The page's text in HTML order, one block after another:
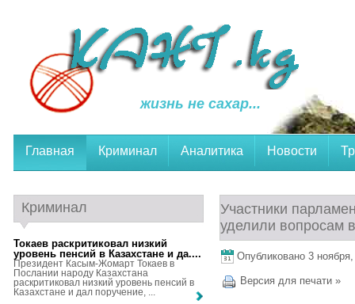
жизнь не сахар...
Главная Криминал Аналитика Новости
Участники
уделили вопросам
Опубликовано 3 ноября,
Версия для печати »
Криминал
Токаев раскритиковал низкий
уровень пенсий в Казахстане и да....
Президент Касым-Жомарт Токаев в
Послании народу Казахстана
раскритиковал низкий уровень пенсий в
Казахстане и дал поручение, ...